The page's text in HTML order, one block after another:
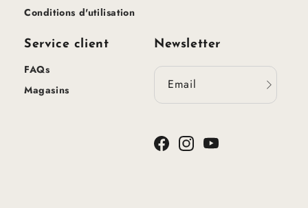
Conditions d'utilisation
Service client
FAQs
Magasins
Newsletter
Email
FacebookInstagramYouTube